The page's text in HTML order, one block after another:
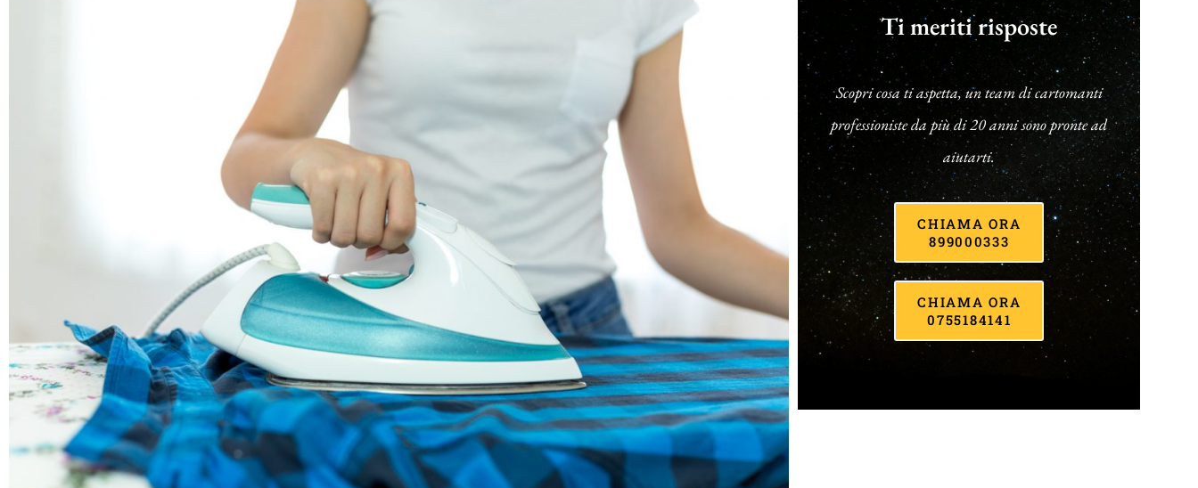
Ti meriti risposte
Scopri cosa ti aspetta, un team di cartomanti
professioniste da più di 20 anni sono pronte ad
aiutarti.
CHIAMA ORA
899000333
CHIAMA ORA
0755184141